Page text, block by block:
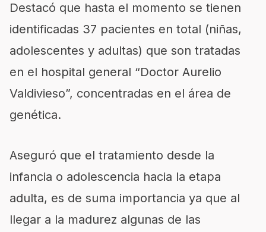
Destacó que hasta el momento se tienen
identificadas 37 pacientes en total (niñas,
adolescentes y adultas) que son tratadas
en el hospital general “Doctor Aurelio
Valdivieso”, concentradas en el área de
genética.
Aseguró que el tratamiento desde la
infancia o adolescencia hacia la etapa
adulta, es de suma importancia ya que al
llegar a la madurez algunas de las